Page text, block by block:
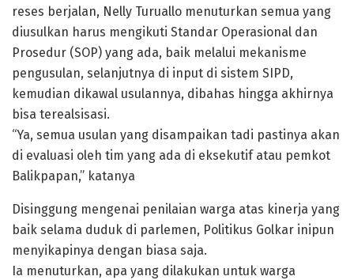
reses berjalan, Nelly Turuallo menuturkan semua yang
diusulkan harus mengikuti Standar Operasional dan
Prosedur (SOP) yang ada, baik melalui mekanisme
pengusulan, selanjutnya di input di sistem SIPD,
kemudian dikawal usulannya, dibahas hingga akhirnya
bisa terealsisasi.
“Ya, semua usulan yang disampaikan tadi pastinya akan
di evaluasi oleh tim yang ada di eksekutif atau pemkot
Balikpapan,” katanya
Disinggung mengenai penilaian warga atas kinerja yang
baik selama duduk di parlemen, Politikus Golkar inipun
menyikapinya dengan biasa saja.
Ia menuturkan, apa yang dilakukan untuk warga